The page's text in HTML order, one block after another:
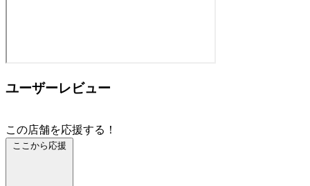
ユーザーレビュー
この店舗を応援する！
ここから応援